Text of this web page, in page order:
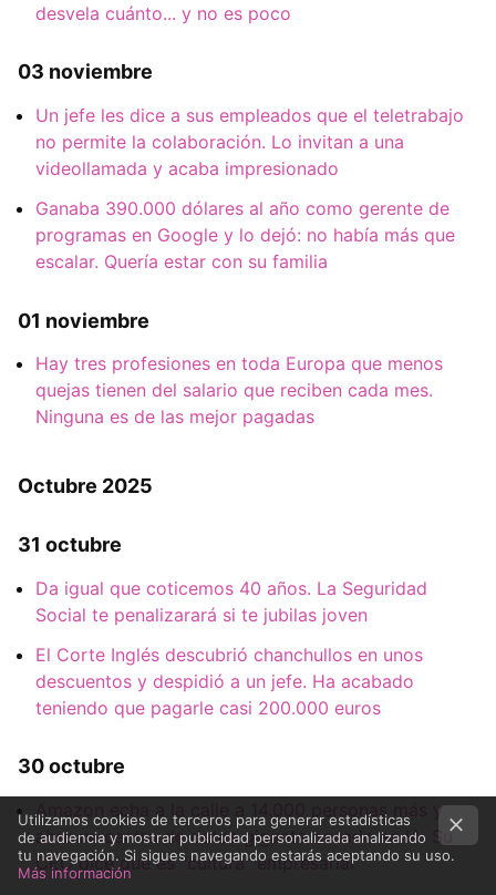
desvela cuánto... y no es poco
03 noviembre
Un jefe les dice a sus empleados que el teletrabajo
no permite la colaboración. Lo invitan a una
videollamada y acaba impresionado
Ganaba 390.000 dólares al año como gerente de
programas en Google y lo dejó: no había más que
escalar. Quería estar con su familia
01 noviembre
Hay tres profesiones en toda Europa que menos
quejas tienen del salario que reciben cada mes.
Ninguna es de las mejor pagadas
Octubre 2025
31 octubre
Da igual que coticemos 40 años. La Seguridad
Social te penalizarará si te jubilas joven
El Corte Inglés descubrió chanchullos en unos
descuentos y despidió a un jefe. Ha acabado
teniendo que pagarle casi 200.000 euros
30 octubre
Amazon echa a la calle a 14.000 personas más y
abre un centro de datos gigante basado en IA. Su
CEO dice que es "cultura" empresarial
Utilizamos cookies de terceros para generar estadísticas
de audiencia y mostrar publicidad personalizada analizando
tu navegación. Si sigues navegando estarás aceptando su uso.
Más información